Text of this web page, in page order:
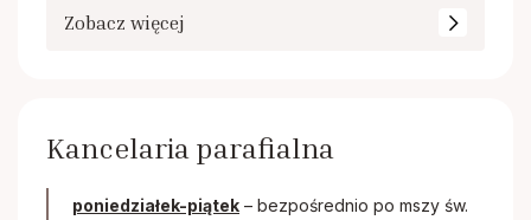
Zobacz więcej
Kancelaria parafialna
poniedziałek-piątek – bezpośrednio po mszy św.